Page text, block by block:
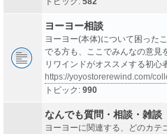
ヨーヨー相談
ヨーヨー(本体)について困った
でる方も、ここでみんなの意見
リワインドがオススメする初
https://yoyostorerewind.com/
トピック: 990
なんでも質問・相談・雑談
ヨーヨーに関連する、どのカテ